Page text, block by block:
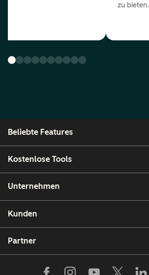
zu bieten.
Beliebte Features
Kostenlose Tools
Unternehmen
Kunden
Partner